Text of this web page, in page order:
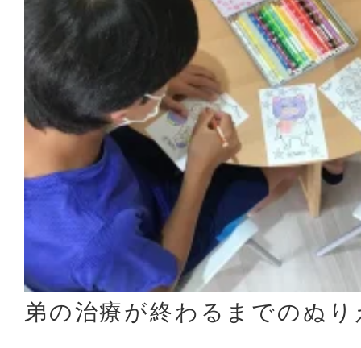
弟の治療が終わるまでのぬ